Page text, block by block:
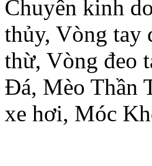
Chuyên kinh
thủy, Vòng tay
thừ, Vòng đeo
Đá, Mèo Thần
xe hơi, Móc